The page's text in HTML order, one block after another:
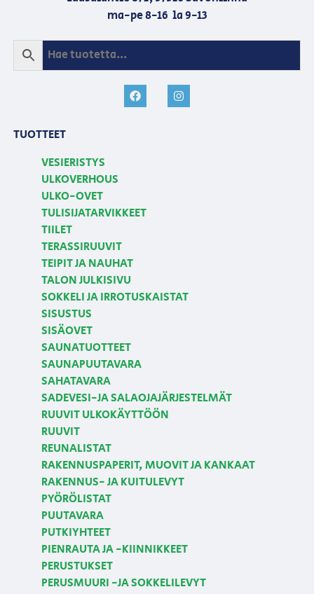
ma-pe 8-16 la 9-13
TUOTTEET
VESIERISTYS
ULKOVERHOUS
ULKO-OVET
TULISIJATARVIKKEET
TIILET
TERASSIRUUVIT
TEIPIT JA NAUHAT
TALON JULKISIVU
SOKKELI JA IRROTUSKAISTAT
SISUSTUS
SISÄOVET
SAUNATUOTTEET
SAUNAPUUTAVARA
SAHATAVARA
SADEVESI-JA SALAOJAJÄRJESTELMÄT
RUUVIT ULKOKÄYTTÖÖN
RUUVIT
REUNALISTAT
RAKENNUSPAPERIT, MUOVIT JA KANKAAT
RAKENNUS- JA KUITULEVYT
PYÖRÖLISTAT
PUUTAVARA
PUTKIYHTEET
PIENRAUTA JA -KIINNIKKEET
PERUSTUKSET
PERUSMUURI -JA SOKKELILEVYT